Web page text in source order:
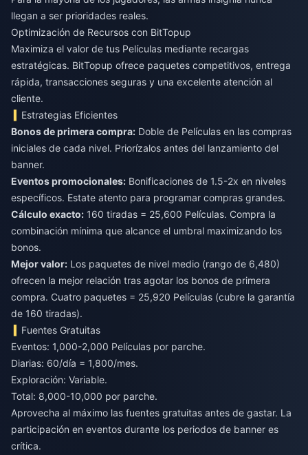
llegan a ser prioridades reales.
Optimización de Recursos con BitTopup
Maximiza el valor de tus Películas mediante recargas
estratégicas. BitTopup ofrece paquetes competitivos, entrega
rápida, transacciones seguras y una excelente atención al
cliente.
Estrategias Eficientes
Bonos de primera compra: Doble de Películas en las compras
iniciales de cada nivel. Priorízalos antes del lanzamiento del
banner.
Eventos promocionales: Bonificaciones de 1.5-2x en niveles
específicos. Estate atento para programar compras grandes.
Cálculo exacto: 160 tiradas = 25,600 Películas. Compra la
combinación mínima que alcance el umbral maximizando los
bonos.
Mejor valor: Los paquetes de nivel medio (rango de 6,480)
ofrecen la mejor relación tras agotar los bonos de primera
compra. Cuatro paquetes = 25,920 Películas (cubre la garantía
de 160 tiradas).
Fuentes Gratuitas
Eventos: 1,000-2,000 Películas por parche.
Diarias: 60/día = 1,800/mes.
Exploración: Variable.
Total: 8,000-10,000 por parche.
Aprovecha al máximo las fuentes gratuitas antes de gastar. La
participación en eventos durante los periodos de banner es
crítica.